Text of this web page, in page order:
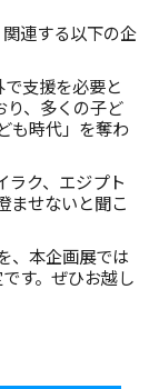
連する以下の企
支援を必要と
り、多くの子ど
も時代」を奪わ
ラク、エジプト
ませないと聞こ
、本企画展では
す。ぜひお越し